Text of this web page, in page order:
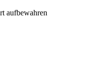
aufbewahren